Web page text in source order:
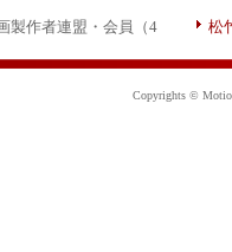
作者連盟・会員（4
松
Copyrights ©